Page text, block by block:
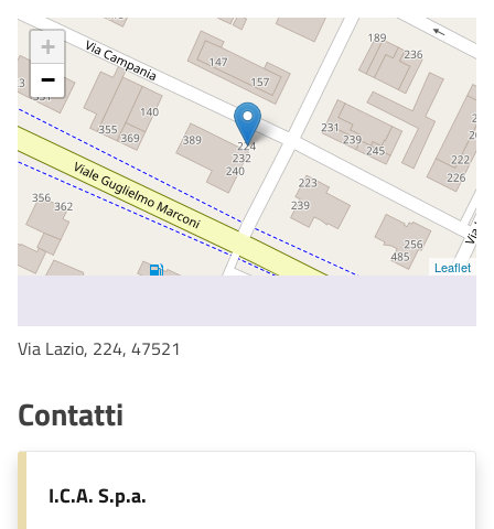
+
−
Leaflet
Via Lazio, 224, 47521
Contatti
I.C.A. S.p.a.